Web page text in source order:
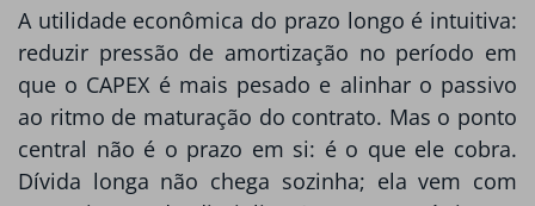
A utilidade econômica do prazo longo é intuitiva:
reduzir pressão de amortização no período em
que o CAPEX é mais pesado e alinhar o passivo
ao ritmo de maturação do contrato. Mas o ponto
central não é o prazo em si: é o que ele cobra.
Dívida longa não chega sozinha; ela vem com